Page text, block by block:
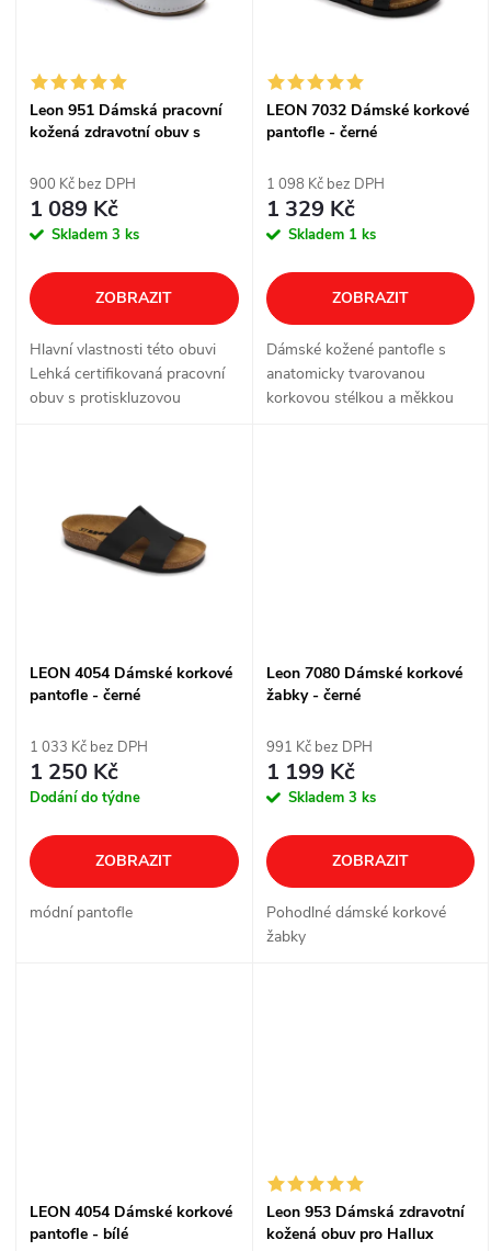
p
o
d
u
k
s
o
d
u
Leon 951 Dámská pracovní
kožená zdravotní obuv s
900 Kč bez DPH
1 089 Kč
Skladem 3 ks
ZOBRAZIT
Hlavní vlastnosti této obuvi
Lehká certifikovaná pracovní
obuv s protiskluzovou
LEON 7032 Dámské korkové
pantofle - černé
1 098 Kč bez DPH
1 329 Kč
Skladem 1 ks
ZOBRAZIT
Dámské kožené pantofle s
anatomicky tvarovanou
korkovou stélkou a měkkou
LEON 4054 Dámské korkové
pantofle - černé
1 033 Kč bez DPH
1 250 Kč
Dodání do týdne
ZOBRAZIT
módní pantofle
Leon 7080 Dámské korkové
žabky - černé
991 Kč bez DPH
1 199 Kč
Skladem 3 ks
ZOBRAZIT
Pohodlné dámské korkové
žabky
LEON 4054 Dámské korkové
pantofle - bílé
Leon 953 Dámská zdravotní
kožená obuv pro Hallux